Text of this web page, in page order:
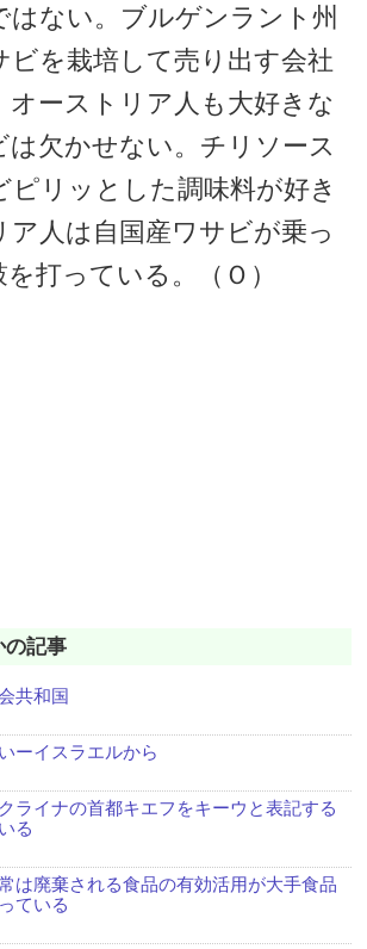
ない。ブルゲンラント州
ビを栽培して売り出す会社
オーストリア人も大好きな
は欠かせない。チリソース
ピリッとした調味料が好き
ア人は自国産ワサビが乗っ
打っている。（Ｏ）
の記事
共和国
ーイスラエルから
ライナの首都キエフをキーウと表記する
る
は廃棄される食品の有効活用が大手食品
ている